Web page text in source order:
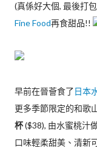
(真係好大個, 最後打
Fine Food再食甜品!!
早前在晉薈食了日本
更多季節限定的和歌
杯($38), 由水蜜桃汁
口味輕柔甜美、清新